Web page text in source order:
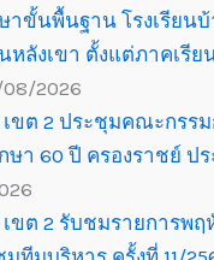
าขั้นพื้นฐาน โรงเรียน
หลังเขา ตั้งแต่ภาคเรีย
2026
เขต 2 ประชุมคณะกรร
า 60 ปี ครองราชย์ ปร
ขต 2 รับชมรายการพฤ